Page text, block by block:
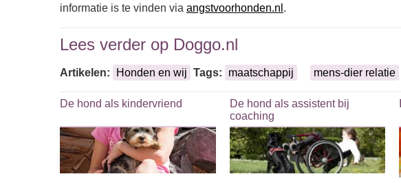
informatie is te vinden via angstvoorhonden.nl .
Lees verder op Doggo.nl
Artikelen: Honden en wij Tags: maatschappij mens-dier relatie
De hond als kindervriend
De hond als assistent bij
coaching